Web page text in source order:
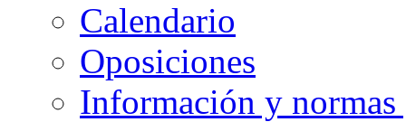
Calendario
Oposiciones
Información y normas